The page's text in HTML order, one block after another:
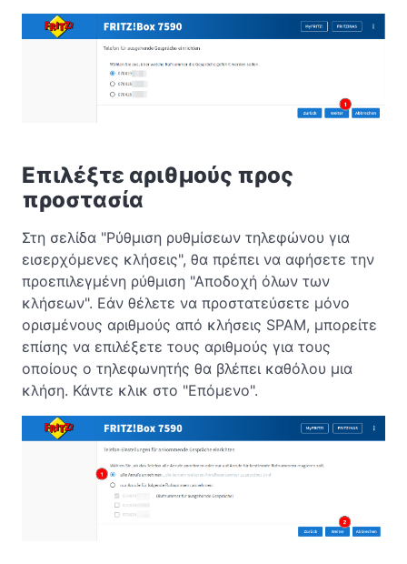
Επιλέξτε αριθμούς προς
προστασία
Στη σελίδα "Ρύθμιση ρυθμίσεων τηλεφώνου για
εισερχόμενες κλήσεις", θα πρέπει να αφήσετε την
προεπιλεγμένη ρύθμιση "Αποδοχή όλων των
κλήσεων". Εάν θέλετε να προστατεύσετε μόνο
ορισμένους αριθμούς από κλήσεις SPAM, μπορείτε
επίσης να επιλέξετε τους αριθμούς για τους
οποίους ο τηλεφωνητής θα βλέπει καθόλου μια
κλήση. Κάντε κλικ στο "Επόμενο".